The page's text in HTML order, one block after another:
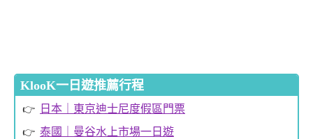
KlooK一日遊推薦行程
日本｜東京迪士尼度假區門票
泰國｜曼谷水上市場一日遊